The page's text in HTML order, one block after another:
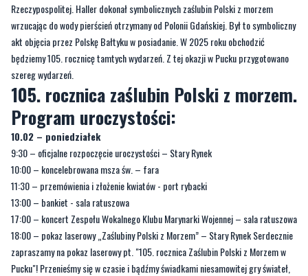
Rzeczypospolitej. Haller dokonał symbolicznych zaślubin Polski z morzem
wrzucając do wody pierścień otrzymany od Polonii Gdańskiej. Był to symboliczny
akt objęcia przez Polskę Bałtyku w posiadanie. W 2025 roku obchodzić
będziemy 105. rocznicę tamtych wydarzeń. Z tej okazji w Pucku przygotowano
szereg wydarzeń.
105. rocznica zaślubin Polski z morzem.
Program uroczystości:
10.02 – poniedziałek
9:30 – oficjalne rozpoczęcie uroczystości – Stary Rynek
10:00 – koncelebrowana msza św. – fara
11:30 – przemówienia i złożenie kwiatów - port rybacki
13:00 – bankiet - sala ratuszowa
17:00 – koncert Zespołu Wokalnego Klubu Marynarki Wojennej – sala ratuszowa
18:00 – pokaz laserowy „Zaślubiny Polski z Morzem” – Stary Rynek Serdecznie
zapraszamy na pokaz laserowy pt. "105. rocznica Zaślubin Polski z Morzem w
Pucku"! Przenieśmy się w czasie i bądźmy świadkami niesamowitej gry świateł,